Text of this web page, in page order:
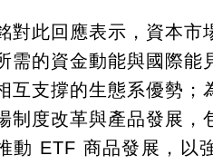
對此回應表示，資本市
需的資金動能與國際能
互支撐的生態系優勢；
制度改革與產品發展，
動 ETF 商品發展，以